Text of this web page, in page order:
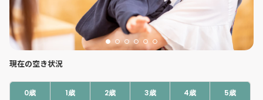
現在の空き状況
0歳 1歳 2歳 3歳 4歳 5歳